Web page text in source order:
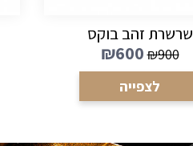
שרשרת זהב בוקס
₪600₪900
לצפייה